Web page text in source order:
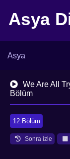
Asya
Asya
We Are All
Bölüm
12.Bölüm
Sonra izle